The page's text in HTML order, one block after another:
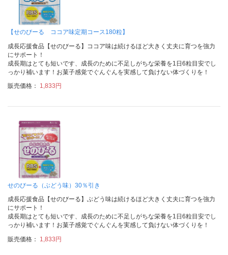
【せのびーる ココア味定期コース180粒】
成長応援食品【せのびーる】ココア味は続けるほど大きく丈夫に育つを強力
にサポート！
成長期はとても短いです、成長のために不足しがちな栄養を1日6粒目安でし
っかり補います！お菓子感覚でぐんぐんを実感して負けない体づくりを！
販売価格： 1,833円
せのびーる（ぶどう味）30％引き
成長応援食品【せのびーる】ぶどう味は続けるほど大きく丈夫に育つを強力
にサポート！
成長期はとても短いです、成長のために不足しがちな栄養を1日6粒目安でし
っかり補います！お菓子感覚でぐんぐんを実感して負けない体づくりを！
販売価格： 1,833円